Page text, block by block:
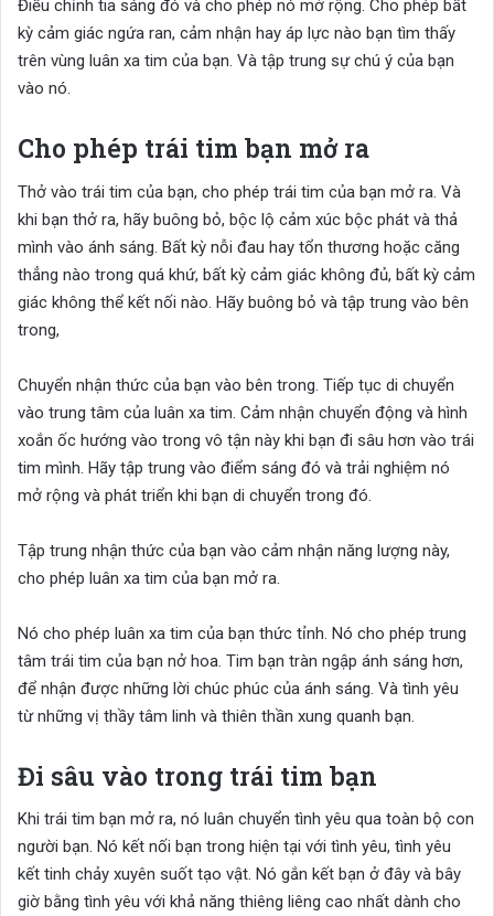
Điều chỉnh tia sáng đó và cho phép nó mở rộng. Cho phép bất
kỳ cảm giác ngứa ran, cảm nhận hay áp lực nào bạn tìm thấy
trên vùng luân xa tim của bạn. Và tập trung sự chú ý của bạn
vào nó.
Cho phép trái tim bạn mở ra
Thở vào trái tim của bạn, cho phép trái tim của bạn mở ra. Và
khi bạn thở ra, hãy buông bỏ, bộc lộ cảm xúc bộc phát và thả
mình vào ánh sáng. Bất kỳ nỗi đau hay tổn thương hoặc căng
thẳng nào trong quá khứ, bất kỳ cảm giác không đủ, bất kỳ cảm
giác không thể kết nối nào. Hãy buông bỏ và tập trung vào bên
trong,
Chuyển nhận thức của bạn vào bên trong. Tiếp tục di chuyển
vào trung tâm của luân xa tim. Cảm nhận chuyển động và hình
xoắn ốc hướng vào trong vô tận này khi bạn đi sâu hơn vào trái
tim mình. Hãy tập trung vào điểm sáng đó và trải nghiệm nó
mở rộng và phát triển khi bạn di chuyển trong đó.
Tập trung nhận thức của bạn vào cảm nhận năng lượng này,
cho phép luân xa tim của bạn mở ra.
Nó cho phép luân xa tim của bạn thức tỉnh. Nó cho phép trung
tâm trái tim của bạn nở hoa. Tim bạn tràn ngập ánh sáng hơn,
để nhận được những lời chúc phúc của ánh sáng. Và tình yêu
từ những vị thầy tâm linh và thiên thần xung quanh bạn.
Đi sâu vào trong trái tim bạn
Khi trái tim bạn mở ra, nó luân chuyển tình yêu qua toàn bộ con
người bạn. Nó kết nối bạn trong hiện tại với tình yêu, tình yêu
kết tinh chảy xuyên suốt tạo vật. Nó gắn kết bạn ở đây và bây
giờ bằng tình yêu với khả năng thiêng liêng cao nhất dành cho